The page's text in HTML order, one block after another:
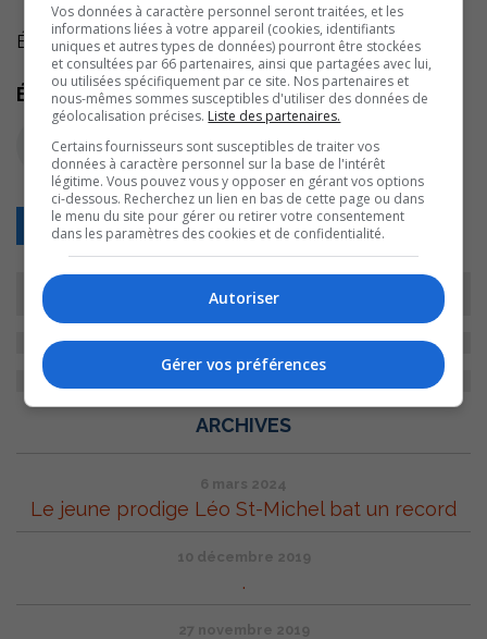
Écoutez l’entrevue:
Écoutez l'extrait audio
Retour
ARCHIVES
6 mars 2024
Le jeune prodige Léo St-Michel bat un record
10 décembre 2019
.
27 novembre 2019
Vos données à caractère personnel seront traitées, et les
informations liées à votre appareil (cookies, identifiants
uniques et autres types de données) pourront être stockées
et consultées par 66 partenaires, ainsi que partagées avec lui,
ou utilisées spécifiquement par ce site. Nos partenaires et
nous-mêmes sommes susceptibles d'utiliser des données de
géolocalisation précises. Liste des partenaires.
Certains fournisseurs sont susceptibles de traiter vos
données à caractère personnel sur la base de l'intérêt
légitime. Vous pouvez vous y opposer en gérant vos options
ci-dessous. Recherchez un lien en bas de cette page ou dans
le menu du site pour gérer ou retirer votre consentement
dans les paramètres des cookies et de confidentialité.
Autoriser
Gérer vos préférences